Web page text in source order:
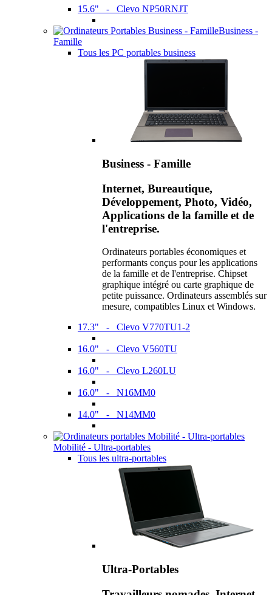
15.6" - Clevo NP50RNJT
Business -
Famille
Tous les PC portables business
Business - Famille
Internet, Bureautique,
Développement, Photo, Vidéo,
Applications de la famille et de
l'entreprise.
Ordinateurs portables économiques et
performants conçus pour les applications
de la famille et de l'entreprise. Chipset
graphique intégré ou carte graphique de
petite puissance. Ordinateurs assemblés sur
mesure, compatibles Linux et Windows.
17.3" - Clevo V770TU1-2
16.0" - Clevo V560TU
16.0" - Clevo L260LU
16.0" - N16MM0
14.0" - N14MM0
Mobilité - Ultra-portables
Tous les ultra-portables
Ultra-Portables